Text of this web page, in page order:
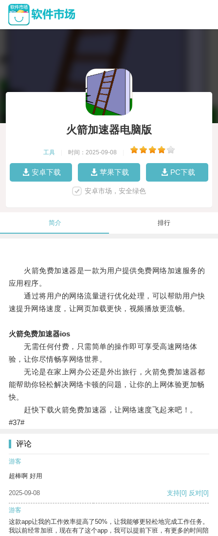
火箭加速器电脑版
工具 时间：2025-09-08
安卓下载 苹果下载 PC下载
安卓市场，安全绿色
简介 排行
火箭免费加速器是一款为用户提供免费网络加速服务的
应用程序。
通过将用户的网络流量进行优化处理，可以帮助用户快
速提升网络速度，让网页加载更快，视频播放更流畅。
火箭免费加速器ios
无需任何付费，只需简单的操作即可享受高速网络体
验，让你尽情畅享网络世界。
无论是在家上网办公还是外出旅行，火箭免费加速器都
能帮助你轻松解决网络卡顿的问题，让你的上网体验更加畅
快。
赶快下载火箭免费加速器，让网络速度飞起来吧！。
#37#
评论
游客
超棒啊 好用
2025-09-08 支持[0] 反对[0]
游客
这款app让我的工作效率提高了50%，让我能够更轻松地完成工作任务。
我以前经常加班，现在有了这个app，我可以提前下班，有更多的时间陪